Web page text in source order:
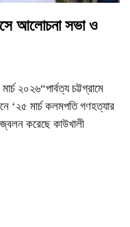
আলোচনা সভা ও
২০২৬“পার্বত্য চট্টগ্রামে
‘২৫ মার্চ কলমপতি গণহত্যার
করেছে কাউখালী